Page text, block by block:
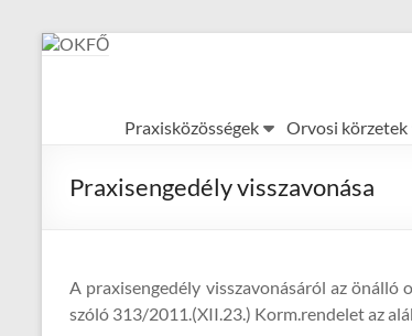
Skip
Praxisközösségek Orvosi körzetek
Praxisengedély visszavonása
A praxisengedély visszavonásáról az
szóló 313/2011.(XII.23.) Korm.rendelet az